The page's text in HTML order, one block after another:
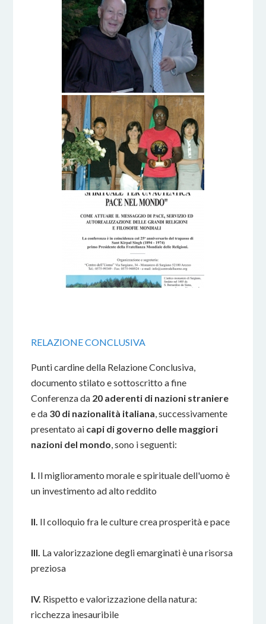
RELAZIONE CONCLUSIVA
Punti cardine della Relazione Conclusiva,
documento stilato e sottoscritto a fine
Conferenza da 20 aderenti di nazioni straniere
e da 30 di nazionalità italiana, successivamente
presentato ai capi di governo delle maggiori
nazioni del mondo, sono i seguenti:
I. Il miglioramento morale e spirituale dell'uomo è
un investimento ad alto reddito
II. Il colloquio fra le culture crea prosperità e pace
III. La valorizzazione degli emarginati è una risorsa
preziosa
IV. Rispetto e valorizzazione della natura:
ricchezza inesauribile